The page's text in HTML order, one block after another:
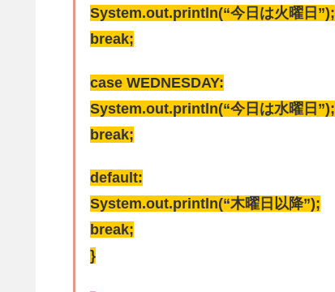
System.out.println(“今日は火曜日”);
break;
case WEDNESDAY:
System.out.println(“今日は水曜日”);
break;
default:
System.out.println(“木曜日以降”);
break;
}